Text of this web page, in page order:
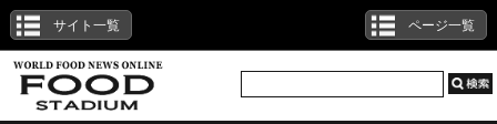
サイト一覧 ページ一覧